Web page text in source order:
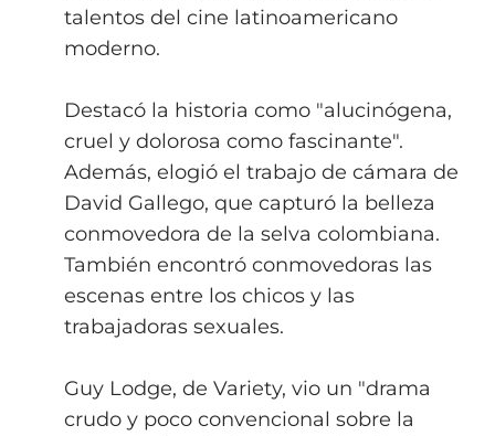
talentos del cine latinoamericano
moderno.
Destacó la historia como "alucinógena,
cruel y dolorosa como fascinante".
Además, elogió el trabajo de cámara de
David Gallego, que capturó la belleza
conmovedora de la selva colombiana.
También encontró conmovedoras las
escenas entre los chicos y las
trabajadoras sexuales.
Guy Lodge, de Variety, vio un "drama
crudo y poco convencional sobre la